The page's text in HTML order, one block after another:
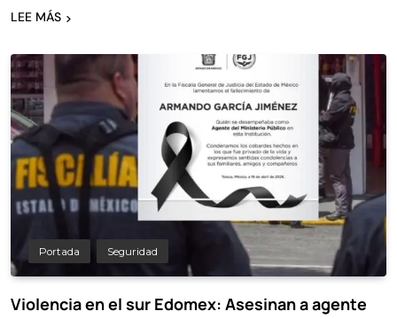
LEE MÁS
Portada Seguridad
Violencia en el sur Edomex: Asesinan a agente